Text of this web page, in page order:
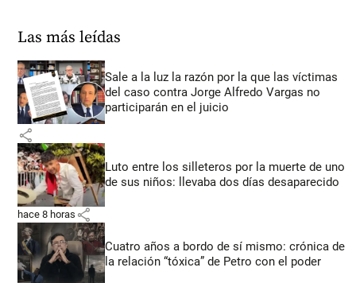
Las más leídas
Sale a la luz la razón por la que las víctimas
del caso contra Jorge Alfredo Vargas no
participarán en el juicio
share
Luto entre los silleteros por la muerte de uno
de sus niños: llevaba dos días desaparecido
hace 8 horas share
Cuatro años a bordo de sí mismo: crónica de
la relación “tóxica” de Petro con el poder